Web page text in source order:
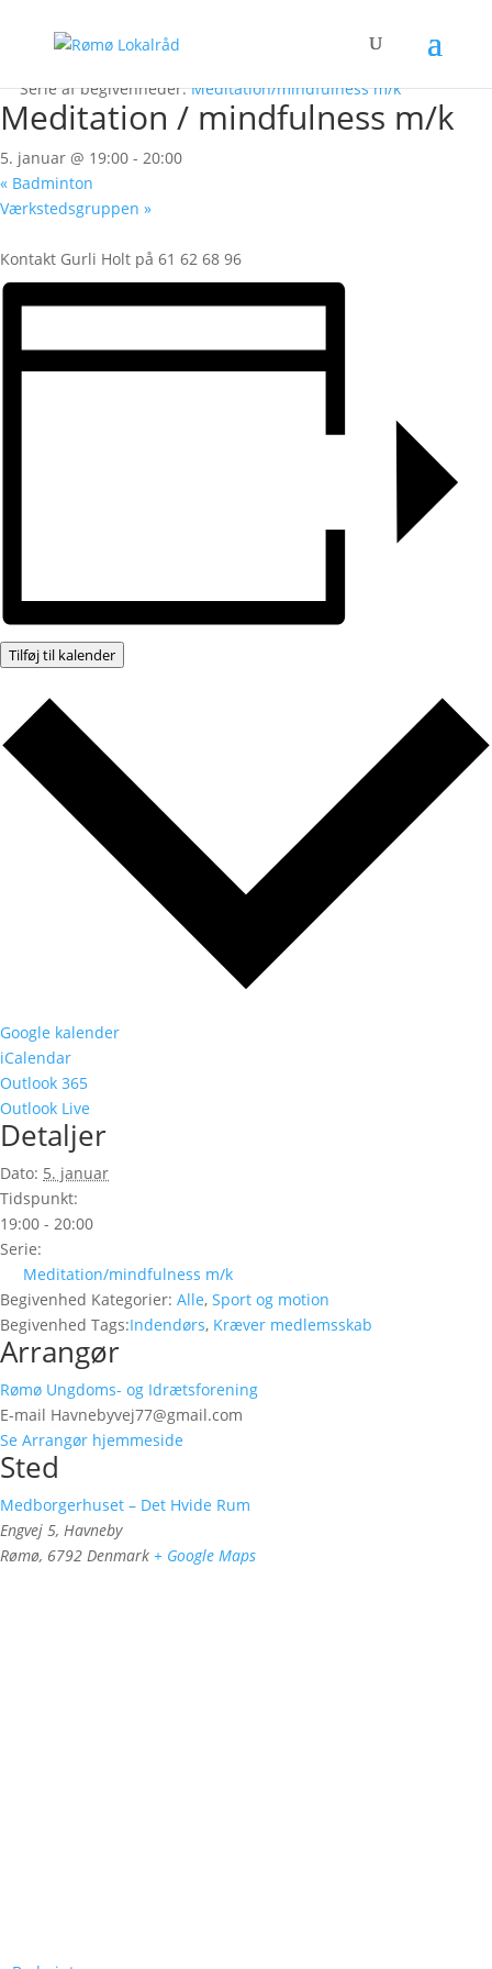
« Alle Begivenheder
Serie af begivenheder:Meditation/mindfulness m/k
Meditation / mindfulness m/k
5. januar @ 19:00 - 20:00
« Badminton
Værkstedsgruppen »
Kontakt Gurli Holt på 61 62 68 96
Tilføj til kalender
Google kalender
iCalendar
Outlook 365
Outlook Live
Detaljer
Dato: 5. januar
Tidspunkt:
19:00 - 20:00
Serie:
Meditation/mindfulness m/k
Begivenhed Kategorier: Alle, Sport og motion
Begivenhed Tags:Indendørs, Kræver medlemsskab
Arrangør
Rømø Ungdoms- og Idrætsforening
E-mail Havnebyvej77@gmail.com
Se Arrangør hjemmeside
Sted
Medborgerhuset – Det Hvide Rum
Engvej 5, Havneby
Rømø, 6792 Denmark + Google Maps